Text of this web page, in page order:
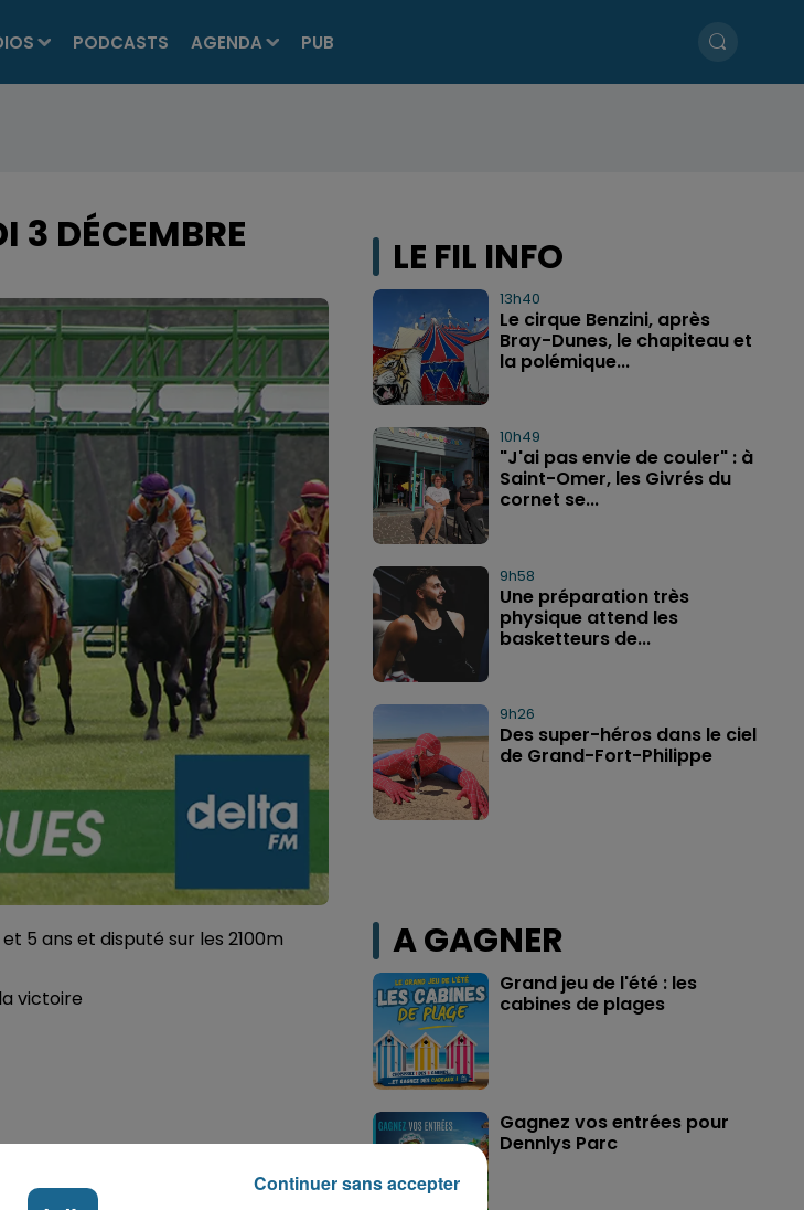
PODCASTS AGENDA PUB
3 DÉCEMBRE
5 ans et disputé sur les 2100m
victoire
LE FIL INFO
13h40
Le cirque Benzini, après
Bray-Dunes, le chapiteau et
la polémique...
10h49
"J'ai pas envie de couler" : à
Saint-Omer, les Givrés du
cornet se...
9h58
Une préparation très
physique attend les
basketteurs de...
9h26
Des super-héros dans le ciel
de Grand-Fort-Philippe
A GAGNER
Grand jeu de l'été : les
cabines de plages
Gagnez vos entrées pour
Dennlys Parc
Continuer sans accepter